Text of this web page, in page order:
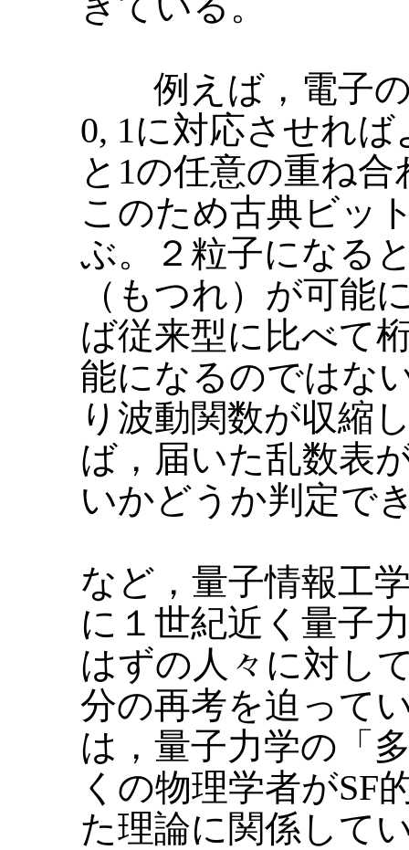
例えば，電子の
0, 1に対応させれ
と1の任意の重ね
このため古典ビッ
ぶ。２粒子になる
（もつれ）が可能
ば従来型に比べて
能になるのではな
り波動関数が収縮
ば，届いた乱数表
いかどうか判定で
など，量子情報工
に１世紀近く量子
はずの人々に対し
分の再考を迫って
は，量子力学の「
くの物理学者がSF
た理論に関係して